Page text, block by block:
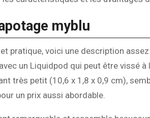
myblu
pratique, voici une description
un Liquidpod qui peut être vissé
très petit (10,6 x 1,8 x 0,9 cm),
un prix aussi abordable.